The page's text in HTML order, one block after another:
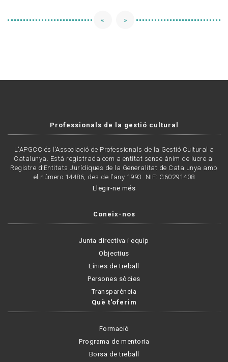
« »
Professionals de la gestió cultural
L'APGCC és l’Associació de Professionals de la Gestió Cultural a
Catalunya. Està registrada com a entitat sense ànim de lucre al
Registre d’Entitats Jurídiques de la Generalitat de Catalunya amb
el número 14486, des de l’any 1993. NIF: G60291408
Llegir-ne més
Coneix-nos
Junta directiva i equip
Objectius
Línies de treball
Persones sòcies
Transparència
Què t'oferim
Formació
Programa de mentoria
Borsa de treball